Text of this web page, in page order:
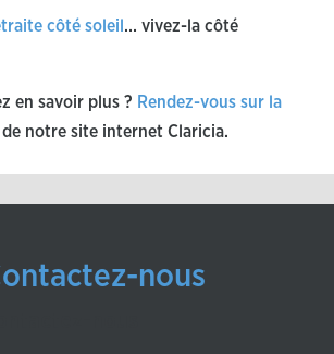
côté soleil … vivez-la côté
en savoir plus ? Rendez-vous sur la
notre site internet Claricia.
nous